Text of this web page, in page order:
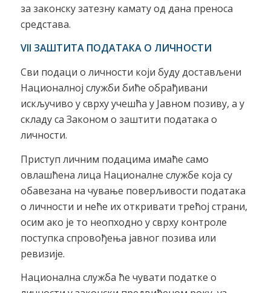
за законску затезну камату од дана преноса
средстава.
VII ЗАШТИТА ПОДАТАКА О ЛИЧНОСТИ
Сви подаци о личности који буду достављени
Националној служби биће обрађивани
искључиво у сврху учешћа у Јавном позиву, а у
складу са Законом о заштити података о
личности.
Приступ личним подацима имаће само
овлашћена лица Националне службе која су
обавезана на чување поверљивости података
о личности и неће их откривати трећој страни,
осим ако је то неопходно у сврху контроле
поступка спровођења јавног позива или
ревизије.
Национална служба ће чувати податке о